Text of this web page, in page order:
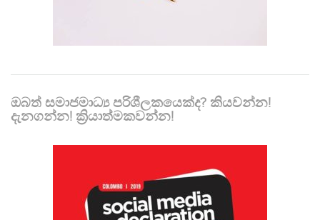
ඔබත් සමාජමාධ්‍ය පරිශීලකයෙක්ද? කියවන්න!
දැනගන්න! ක්‍රියාත්මකවන්න!